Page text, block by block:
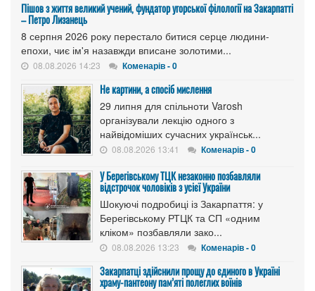
Пішов з життя великий учений, фундатор угорської філології на Закарпатті
– Петро Лизанець
8 серпня 2026 року перестало битися серце людини-
епохи, чиє ім'я назавжди вписане золотими...
08.08.2026 14:23 Коменарів - 0
Не картини, а спосіб мислення
29 липня для спільноти Varosh
організували лекцію одного з
найвідоміших сучасних українськ...
08.08.2026 13:41 Коменарів - 0
У Берегівському ТЦК незаконно позбавляли
відстрочок чоловіків з усієї України
Шокуючі подробиці із Закарпаття: у
Берегівському РТЦК та СП «одним
кліком» позбавляли зако...
08.08.2026 13:23 Коменарів - 0
Закарпатці здійснили прощу до єдиного в Україні
храму-пантеону пам’яті полеглих воїнів